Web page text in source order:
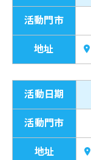
活動門市
地址
活動日期
活動門市
地址